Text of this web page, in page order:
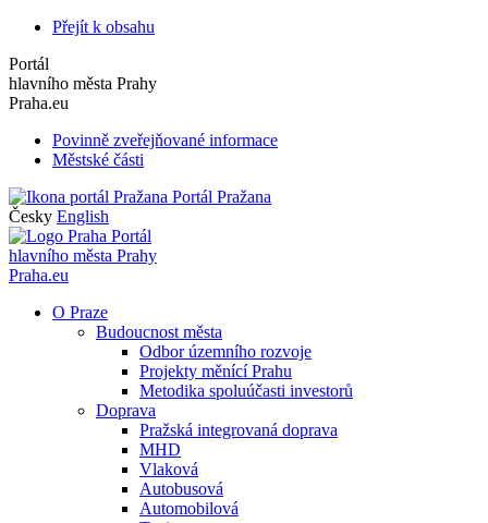
Přejít k obsahu
Portál
hlavního města Prahy
Praha.eu
Povinně zveřejňované informace
Městské části
Portál Pražana
Česky English
Portál
hlavního města Prahy
Praha.eu
O Praze
Budoucnost města
Odbor územního rozvoje
Projekty měnící Prahu
Metodika spoluúčasti investorů
Doprava
Pražská integrovaná doprava
MHD
Vlaková
Autobusová
Automobilová